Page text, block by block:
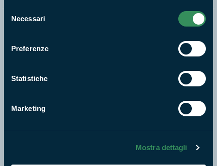
Selezione
delNecessari
Preferenze
Statistiche
Marketing
Mostra dettagli
Pubblicazioni